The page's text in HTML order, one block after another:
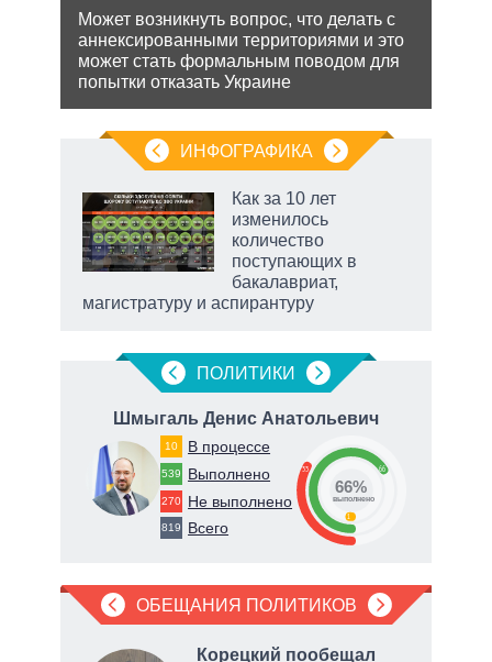
Может возникнуть вопрос, что делать с
аннексированными территориями и это
может стать формальным поводом для
попытки отказать Украине
ИНФОГРАФИКА
Как за 10 лет
изменилось
количество
поступающих в
бакалавриат,
магистратуру и аспирантуру
ПОЛИТИКИ
Шмыгаль Денис Анатольевич
10 В процессе
539 Выполнено
270 Не выполнено
819 Всего
33 66
1
66%
выполнено
ОБЕЩАНИЯ ПОЛИТИКОВ
Корецкий пообещал